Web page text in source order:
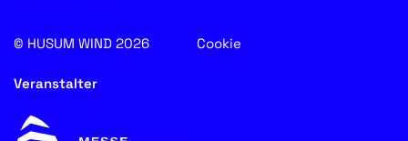
© HUSUM WIND 2026 Cookie
Veranstalter